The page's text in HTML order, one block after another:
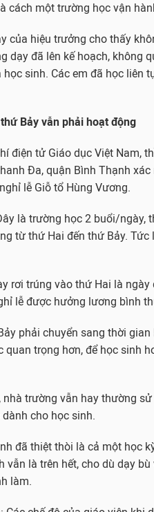
cách một trường học vận
của hiệu trưởng cho thấy
dạy đã lên kế hoạch, không
sinh. Các em đã học liên
Bảy vẫn phải hoạt động
điện tử Giáo dục Việt Nam,
Đa, quận Bình Thạnh
lễ Giỗ tổ Hùng Vương.
là trường học 2 buổi/ngày,
từ thứ Hai đến thứ Bảy.
rơi trúng vào thứ Hai là
lễ được hưởng lương bình
phải chuyển sang thời
quan trọng hơn, để học sinh
trường vẫn hay thường
cho học sinh.
đã thiệt thòi là cả một học
vẫn là trên hết, cho dù dạy
làm.